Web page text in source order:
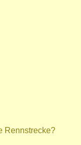
Rennstrecke?